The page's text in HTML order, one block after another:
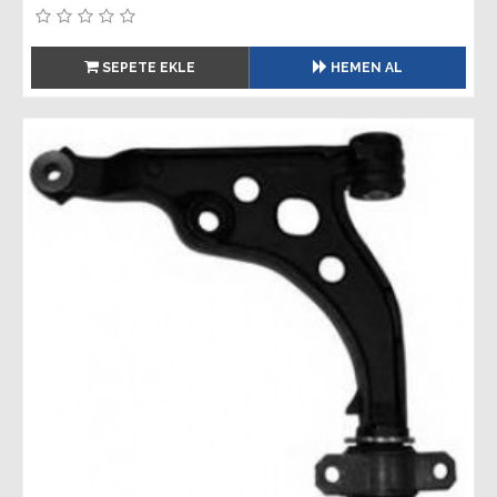
SEPETE EKLE HEMEN AL